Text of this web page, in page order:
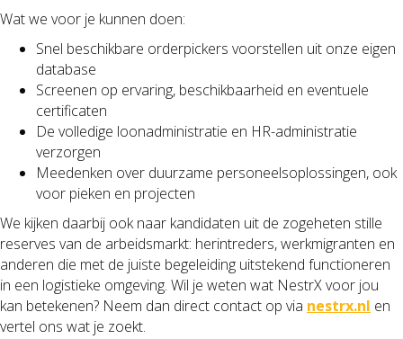
Wat we voor je kunnen doen:
Snel beschikbare orderpickers voorstellen uit onze eigen
database
Screenen op ervaring, beschikbaarheid en eventuele
certificaten
De volledige loonadministratie en HR-administratie
verzorgen
Meedenken over duurzame personeelsoplossingen, ook
voor pieken en projecten
We kijken daarbij ook naar kandidaten uit de zogeheten stille
reserves van de arbeidsmarkt: herintreders, werkmigranten en
anderen die met de juiste begeleiding uitstekend functioneren
in een logistieke omgeving. Wil je weten wat NestrX voor jou
kan betekenen? Neem dan direct contact op via nestrx.nl en
vertel ons wat je zoekt.